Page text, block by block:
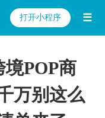
打开小程序 ☰
POP商
万别这么